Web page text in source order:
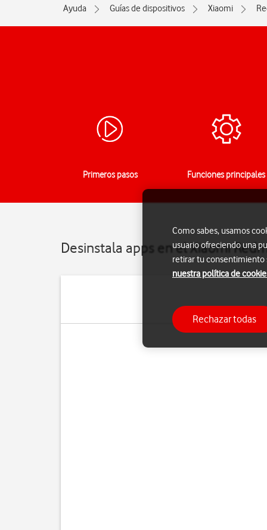
Ayuda Guías de dispositivos Xiaomi
Primeros pasos Funciones principales
Desinstala apps en el Xiaomi
Como sabes, usamos
usuario ofreciendo una
retirar tu consentimiento
nuestra política de
Rechazar todas